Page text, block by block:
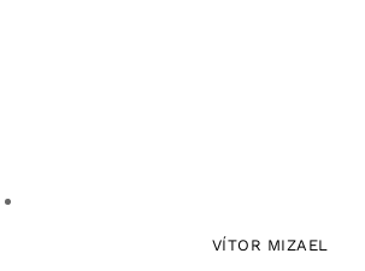
VÍTOR MIZAEL